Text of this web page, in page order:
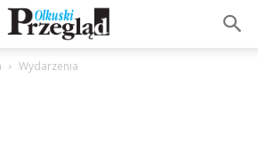
Wydarzenia